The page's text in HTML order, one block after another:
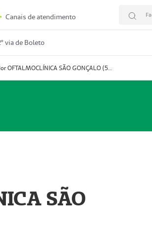
Canais de atendimento
via de Boleto
Prestador OFTALMOCLÍNICA SÃO GONÇALO (55004164-2)
SÃO